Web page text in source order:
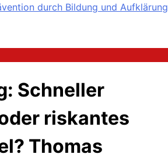
durch Bildung und Aufklärung
Schneller
riskantes
Thomas